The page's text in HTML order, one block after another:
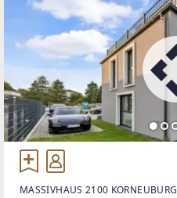
MASSIVHAUS 2100 KORNEUBURG